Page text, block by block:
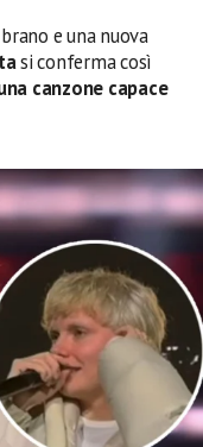
e una nuova
si conferma così
canzone capace